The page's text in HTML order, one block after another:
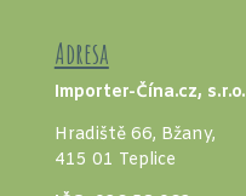
Adresa
Importer-Čína.cz, s.r.o.
Hradiště 66, Bžany,
415 01 Teplice